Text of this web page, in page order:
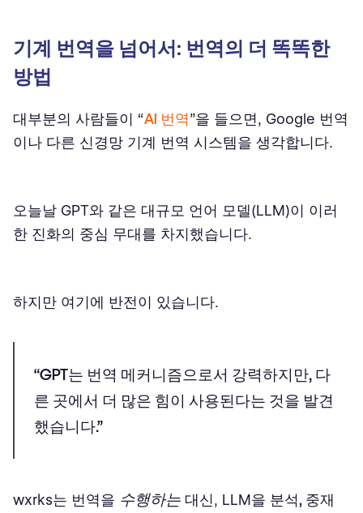
기계 번역을 넘어서: 번역의 더 똑똑한
방법
대부분의 사람들이 “AI 번역”을 들으면, Google 번역
이나 다른 신경망 기계 번역 시스템을 생각합니다.
오늘날 GPT와 같은 대규모 언어 모델(LLM)이 이러
한 진화의 중심 무대를 차지했습니다.
하지만 여기에 반전이 있습니다.
“GPT는 번역 메커니즘으로서 강력하지만, 다
른 곳에서 더 많은 힘이 사용된다는 것을 발견
했습니다.”
wxrks는 번역을 수행하는 대신, LLM을 분석, 중재